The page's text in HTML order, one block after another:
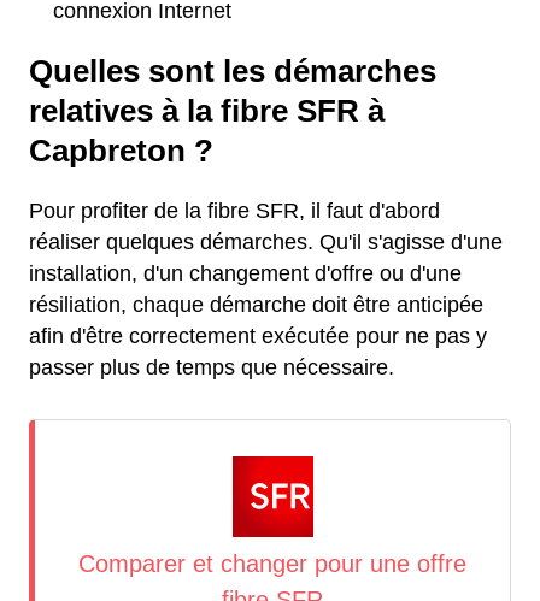
connexion Internet
Quelles sont les démarches
relatives à la fibre SFR à
Capbreton ?
Pour profiter de la fibre SFR, il faut d'abord
réaliser quelques démarches. Qu'il s'agisse d'une
installation, d'un changement d'offre ou d'une
résiliation, chaque démarche doit être anticipée
afin d'être correctement exécutée pour ne pas y
passer plus de temps que nécessaire.